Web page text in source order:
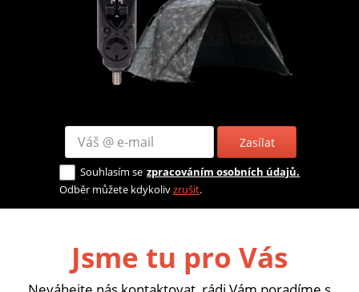
Zasílat
Souhlasím se zpracováním osobních údajů.
Odběr můžete kdykolivzrušit.
Jsme tu pro Vás